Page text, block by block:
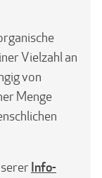
Vielzahl an
von
Menge
Info-